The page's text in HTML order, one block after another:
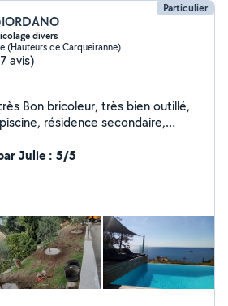
Particulier
divers
(Hauteurs de Carqueiranne)
avis)
Bon bricoleur, très bien outillé,
résidence secondaire,
soudure, transport divers avec utilitaire. CESU acceptés
Julie : 5/5